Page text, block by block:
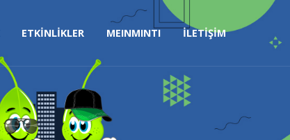
ETKİNLİKLER MEINMINTI İLETİŞİM